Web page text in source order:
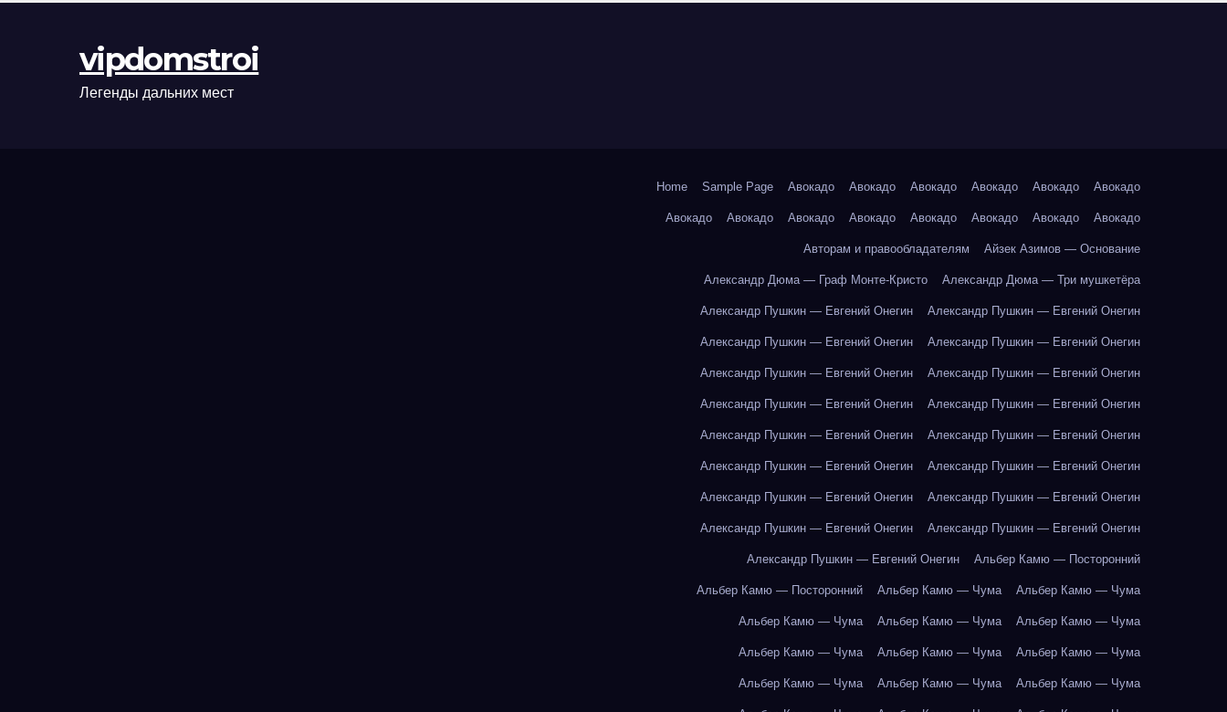
оформления
рыночные
ориентиры
vipdomstroi
Легенды дальних мест
Home Sample Page Авокадо Авокадо Авокадо Авокадо Авокадо Авокадо
Авокадо Авокадо Авокадо Авокадо Авокадо Авокадо Авокадо Авокадо
Авторам и правообладателям Айзек Азимов — Основание
Александр Дюма — Граф Монте-Кристо Александр Дюма — Три мушкетёра
Александр Пушкин — Евгений Онегин Александр Пушкин — Евгений Онегин
Александр Пушкин — Евгений Онегин Александр Пушкин — Евгений Онегин
Александр Пушкин — Евгений Онегин Александр Пушкин — Евгений Онегин
Александр Пушкин — Евгений Онегин Александр Пушкин — Евгений Онегин
Александр Пушкин — Евгений Онегин Александр Пушкин — Евгений Онегин
Александр Пушкин — Евгений Онегин Александр Пушкин — Евгений Онегин
Александр Пушкин — Евгений Онегин Александр Пушкин — Евгений Онегин
Александр Пушкин — Евгений Онегин Александр Пушкин — Евгений Онегин
Александр Пушкин — Евгений Онегин Альбер Камю — Посторонний
Альбер Камю — Посторонний Альбер Камю — Чума Альбер Камю — Чума
Альбер Камю — Чума Альбер Камю — Чума Альбер Камю — Чума
Альбер Камю — Чума Альбер Камю — Чума Альбер Камю — Чума
Альбер Камю — Чума Альбер Камю — Чума Альбер Камю — Чума